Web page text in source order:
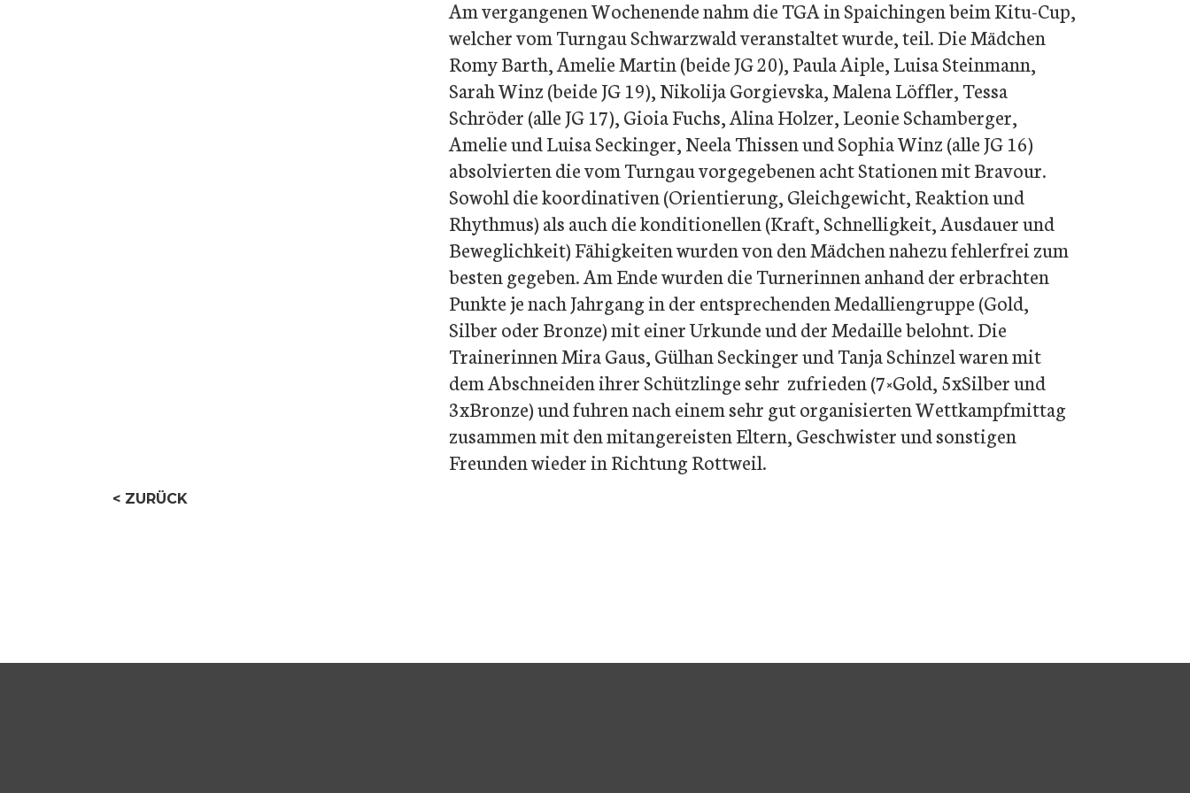
Allgemeinturnen weiblich (6-
7 Jahre)
Allgemeinturnen weiblich (8-
9 Jahre)
Allgemeinturnen weiblich (10-
18 Jahre)
MZH/TuB Villingendorf
Am vergangenen Wochenende nahm die TGA in Spaichingen beim Kitu-Cup,
welcher vom Turngau Schwarzwald veranstaltet wurde, teil. Die Mädchen
Romy Barth, Amelie Martin (beide JG 20), Paula Aiple, Luisa Steinmann,
Sarah Winz (beide JG 19), Nikolija Gorgievska, Malena Löffler, Tessa
Schröder (alle JG 17), Gioia Fuchs, Alina Holzer, Leonie Schamberger,
Amelie und Luisa Seckinger, Neela Thissen und Sophia Winz (alle JG 16)
absolvierten die vom Turngau vorgegebenen acht Stationen mit Bravour.
Sowohl die koordinativen (Orientierung, Gleichgewicht, Reaktion und
Rhythmus) als auch die konditionellen (Kraft, Schnelligkeit, Ausdauer und
Beweglichkeit) Fähigkeiten wurden von den Mädchen nahezu fehlerfrei zum
besten gegeben. Am Ende wurden die Turnerinnen anhand der erbrachten
Punkte je nach Jahrgang in der entsprechenden Medalliengruppe (Gold,
Silber oder Bronze) mit einer Urkunde und der Medaille belohnt. Die
Trainerinnen Mira Gaus, Gülhan Seckinger und Tanja Schinzel waren mit
dem Abschneiden ihrer Schützlinge sehr zufrieden (7×Gold, 5xSilber und
3xBronze) und fuhren nach einem sehr gut organisierten Wettkampfmittag
zusammen mit den mitangereisten Eltern, Geschwister und sonstigen
Freunden wieder in Richtung Rottweil.
ZURÜCK